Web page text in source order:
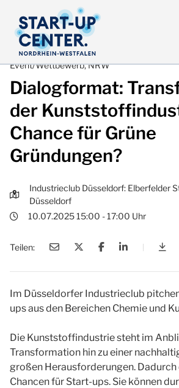
Event/Wettbewerb, NRW
Dialogformat:
der
Chance für Grüne
Gründungen?
Industrieclub Düsseldorf: Elberfelder
Düsseldorf
10.07.2025 15:00 - 17:00 Uhr
Teilen:
Im Düsseldorfer Industrieclub
ups aus den Bereichen Chemie und
Die Kunststoffindustrie steht im
Transformation hin zu einer
großen Herausforderungen. Dadurch
Chancen für Start-ups. Sie können